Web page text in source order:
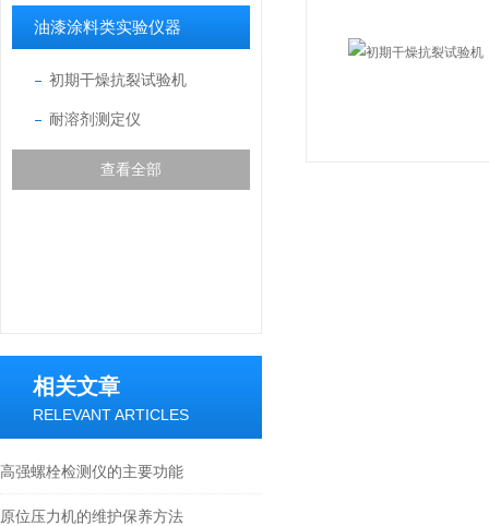
油漆涂料类实验仪器
初期干燥抗裂试验机
耐溶剂测定仪
查看全部
相关文章
RELEVANT ARTICLES
高强螺栓检测仪的主要功能
原位压力机的维护保养方法